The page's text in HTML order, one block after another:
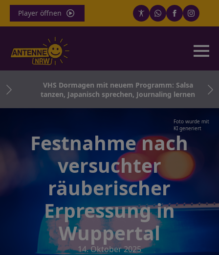
Player öffnen
VHS Dormagen mit neuem Programm: Salsa
tanzen, Japanisch sprechen, Journaling lernen
Foto wurde mit
KI generiert
Festnahme nach
versuchter
räuberischer
Erpressung in
Wuppertal
14. Oktober 2025